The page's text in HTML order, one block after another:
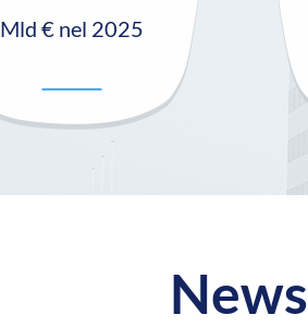
Mld € nel 2025
News